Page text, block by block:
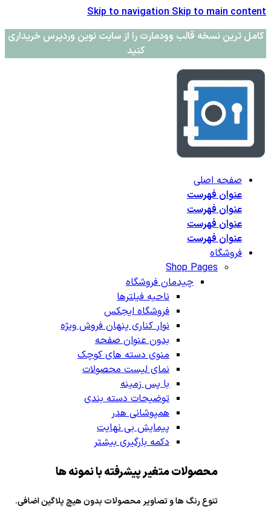
Skip to navigationSkip to main content
کامل ترین نسخه قالب وودمارت را از سایت نوین وردپرس خریداری
کنید
صفحه اصلی
عنوان فهرست
عنوان فهرست
عنوان فهرست
عنوان فهرست
فروشگاه
Shop Pages
چیدمان فروشگاه
ناحیه فیلترها
فروشگاه ایجکس
نوار کناری پنهانفروش ویژه
بدون عنوان صفحه
منوی دسته های کوچک
نمای لیست محصولات
با پس زمینه
توضیحات دسته بندی
همپوشانی هدر
پیمایش بی نهایت
دکمه بارگیری بیشتر
محصولات متغیر پیشرفته با نمونه ها
تنوع رنگ ها و تصاویر محصولات بدون هیچ پلاگین اضافی.